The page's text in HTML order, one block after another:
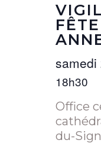
samedi
18h30
Office
du-